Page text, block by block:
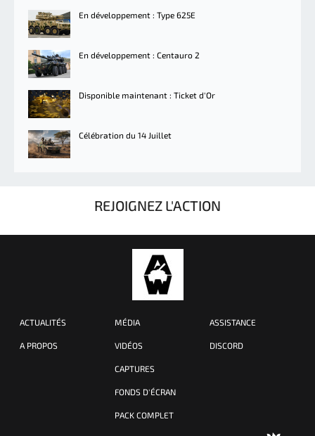
En développement : Type 625E
En développement : Centauro 2
Disponible maintenant : Ticket d'Or
Célébration du 14 Juillet
REJOIGNEZ L'ACTION
ACTUALITÉS
A PROPOS
MÉDIA
VIDÉOS
CAPTURES
FONDS D'ÉCRAN
PACK COMPLET
ASSISTANCE
DISCORD